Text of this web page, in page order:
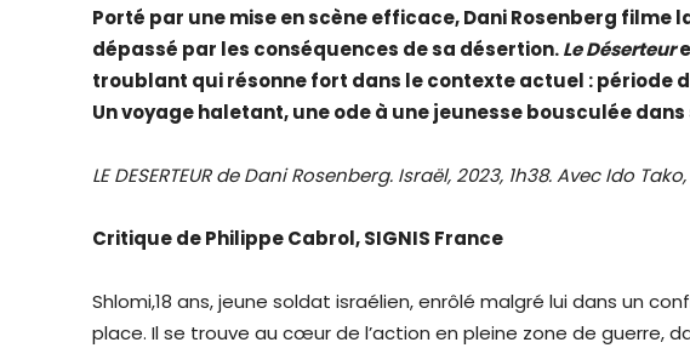
Porté par une mise en scène efficace,Dani Rosenberg filme
dépassé par les conséquences de sa désertion.Le Déserteur
troublant qui résonne fort dans le contexte actuel : période
Un voyage haletant, une ode à une jeunesse bousculée dans
LE DESERTEUR de Dani Rosenberg. Israël, 2023, 1h38. AvecIdo
Critique de Philippe Cabrol, SIGNIS France
Shlomi,18 ans, jeune soldat israélien, enrôlé malgré lui dans un
place. Il se trouve au cœur de l’action en pleine zone de guerre,